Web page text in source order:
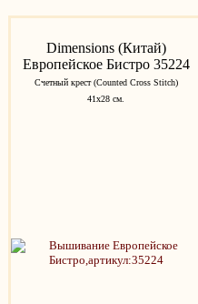
Dimensions (Китай)
Европейское Бистро 35224
Счетный крест (Counted Cross Stitch)
41x28 см.